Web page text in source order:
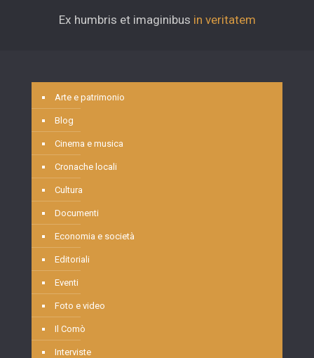
Ex humbris et imaginibus in veritatem
Arte e patrimonio
Blog
Cinema e musica
Cronache locali
Cultura
Documenti
Economia e società
Editoriali
Eventi
Foto e video
Il Comò
Interviste